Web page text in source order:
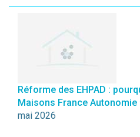
Réforme des EHPAD :
Maisons France Autonomie
mai 2026